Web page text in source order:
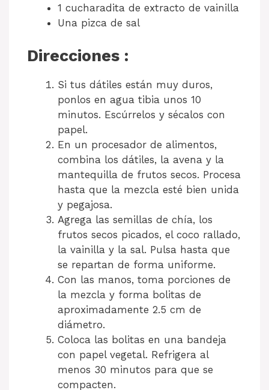
1 cucharadita de extracto de vainilla
Una pizca de sal
Direcciones :
Si tus dátiles están muy duros,
ponlos en agua tibia unos 10
minutos. Escúrrelos y sécalos con
papel.
En un procesador de alimentos,
combina los dátiles, la avena y la
mantequilla de frutos secos. Procesa
hasta que la mezcla esté bien unida
y pegajosa.
Agrega las semillas de chía, los
frutos secos picados, el coco rallado,
la vainilla y la sal. Pulsa hasta que
se repartan de forma uniforme.
Con las manos, toma porciones de
la mezcla y forma bolitas de
aproximadamente 2.5 cm de
diámetro.
Coloca las bolitas en una bandeja
con papel vegetal. Refrigera al
menos 30 minutos para que se
compacten.